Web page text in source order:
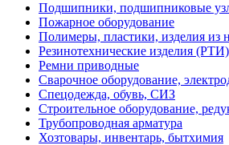
Подшипники, подшипниковые
Пожарное оборудование
Полимеры, пластики, изделия из
Резинотехнические изделия (РТИ)
Ремни приводные
Сварочное оборудование,
Спецодежда, обувь, СИЗ
Строительное оборудование,
Трубопроводная арматура
Хозтовары, инвентарь, бытхимия